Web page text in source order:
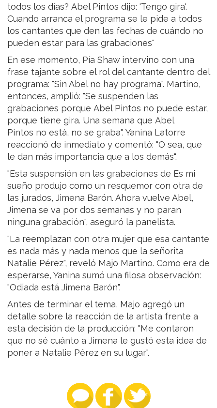
todos los días? Abel Pintos dijo: 'Tengo gira'.
Cuando arranca el programa se le pide a todos
los cantantes que den las fechas de cuándo no
pueden estar para las grabaciones"
En ese momento, Pía Shaw intervino con una
frase tajante sobre el rol del cantante dentro del
programa: "Sin Abel no hay programa". Martino,
entonces, amplió: "Se suspenden las
grabaciones porque Abel Pintos no puede estar,
porque tiene gira. Una semana que Abel
Pintos no está, no se graba". Yanina Latorre
reaccionó de inmediato y comentó: "O sea, que
le dan más importancia que a los demás".
"Esta suspensión en las grabaciones de Es mi
sueño produjo como un resquemor con otra de
las jurados, Jimena Barón. Ahora vuelve Abel,
Jimena se va por dos semanas y no paran
ninguna grabación", aseguró la panelista.
"La reemplazan con otra mujer que esa cantante
es nada más y nada menos que la señorita
Natalie Pérez", reveló Majo Martino. Como era de
esperarse, Yanina sumó una filosa observación:
"Odiada está Jimena Barón".
Antes de terminar el tema, Majo agregó un
detalle sobre la reacción de la artista frente a
esta decisión de la producción: "Me contaron
que no sé cuánto a Jimena le gustó esta idea de
poner a Natalie Pérez en su lugar".